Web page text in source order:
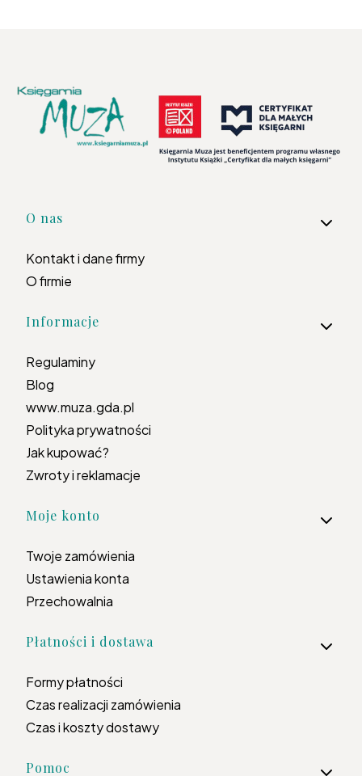
Linki w stopce
O nas
Kontakt i dane firmy
O firmie
Informacje
Regulaminy
Blog
www.muza.gda.pl
Polityka prywatności
Jak kupować?
Zwroty i reklamacje
Moje konto
Twoje zamówienia
Ustawienia konta
Przechowalnia
Płatności i dostawa
Formy płatności
Czas realizacji zamówienia
Czas i koszty dostawy
Pomoc